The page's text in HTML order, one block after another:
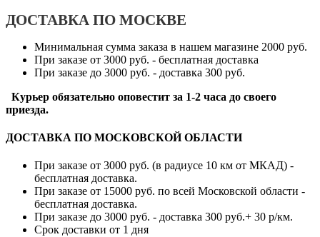
ДОСТАВКА ПО МОСКВЕ
Минимальная сумма заказа в нашем магазине 2000 руб.
При заказе от 3000 руб. - бесплатная доставка
При заказе до 3000 руб. - доставка 300 руб.
Курьер обязательно оповестит за 1-2 часа до своего
приезда.
ДОСТАВКА ПО МОСКОВСКОЙ ОБЛАСТИ
При заказе от 3000 руб. (в радиусе 10 км от МКАД) -
бесплатная доставка.
При заказе от 15000 руб. по всей Московской области -
бесплатная доставка.
При заказе до 3000 руб. - доставка 300 руб.+ 30 р/км.
Срок доставки от 1 дня